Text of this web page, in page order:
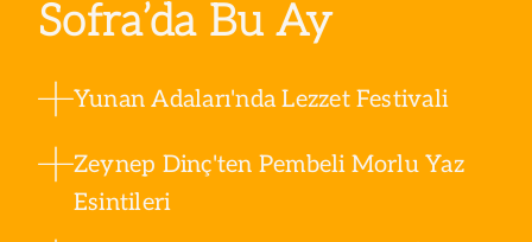
Sofra’da Bu Ay
Yunan Adaları'nda Lezzet Festivali
Zeynep Dinç'ten Pembeli Morlu Yaz
Esintileri